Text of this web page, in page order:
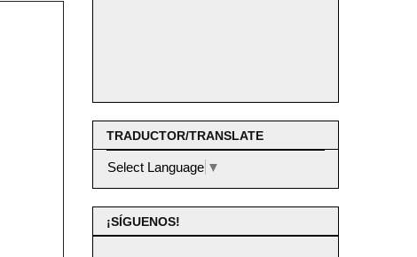
TRADUCTOR/TRANSLATE
Select Language ▼
¡SÍGUENOS!